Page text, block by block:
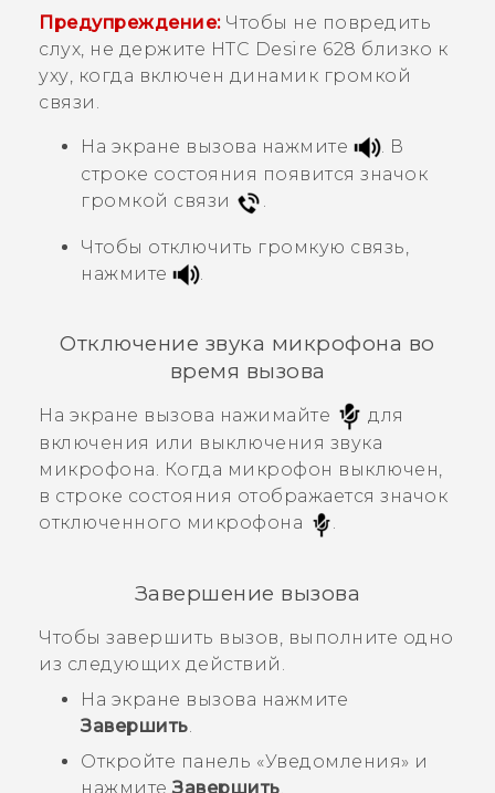
Предупреждение:Чтобы не повредить
слух, не держите HTC Desire 628 близко к
уху, когда включен динамик громкой
связи.
На экране вызова нажмите . В
строке состояния появится значок
громкой связи
.
Чтобы отключить громкую связь,
нажмите
Отключение звука микрофона во
время вызова
На экране вызова нажимайте
для
включения или выключения звука
микрофона. Когда микрофон выключен,
в строке состояния отображается значок
отключенного микрофона
.
Завершение вызова
Чтобы завершить вызов, выполните одно
из следующих действий.
На экране вызова нажмите
Завершить.
Откройте панель «Уведомления» и
нажмитеЗавершить.